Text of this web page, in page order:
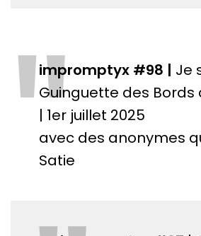
"
impromptyx #98 | Je
Guinguette des Bords
| 1er juillet 2025
avec des anonymes
Satie